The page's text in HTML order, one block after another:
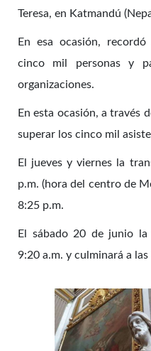
Teresa, en Katmandú
En esa ocasión,
cinco mil personas y
organizaciones.
En esta ocasión, a través
superar los cinco mil
El jueves y viernes la
p.m. (hora del centro de
8:25 p.m.
El sábado 20 de junio la
9:20 a.m. y culminará a las